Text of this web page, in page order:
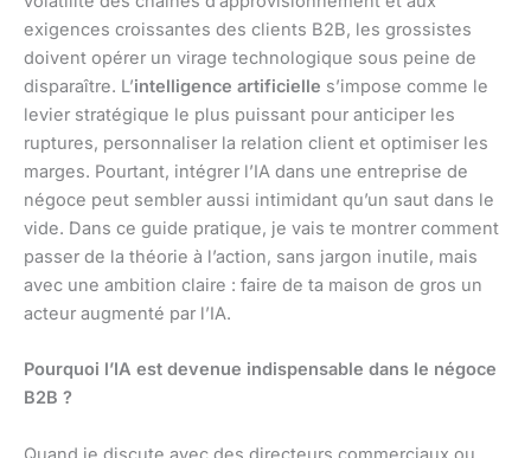
exigences croissantes des clients B2B, les grossistes
doivent opérer un virage technologique sous peine de
disparaître. L’intelligence artificielle s’impose comme le
levier stratégique le plus puissant pour anticiper les
ruptures, personnaliser la relation client et optimiser les
marges. Pourtant, intégrer l’IA dans une entreprise de
négoce peut sembler aussi intimidant qu’un saut dans le
vide. Dans ce guide pratique, je vais te montrer comment
passer de la théorie à l’action, sans jargon inutile, mais
avec une ambition claire : faire de ta maison de gros un
acteur augmenté par l’IA.
Pourquoi l’IA est devenue indispensable dans le négoce
B2B ?